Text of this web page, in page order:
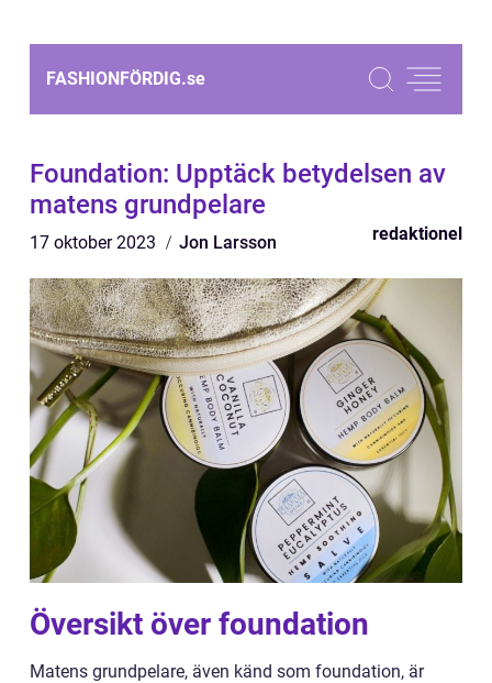
FASHIONFÖRDIG.se
Foundation: Upptäck betydelsen av
matens grundpelare
17 oktober 2023 Jon Larsson redaktionel
Översikt över foundation
Matens grundpelare, även känd som foundation, är